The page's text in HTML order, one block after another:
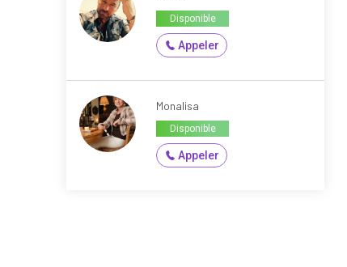
Disponible
Appeler
Monalisa
Disponible
Appeler